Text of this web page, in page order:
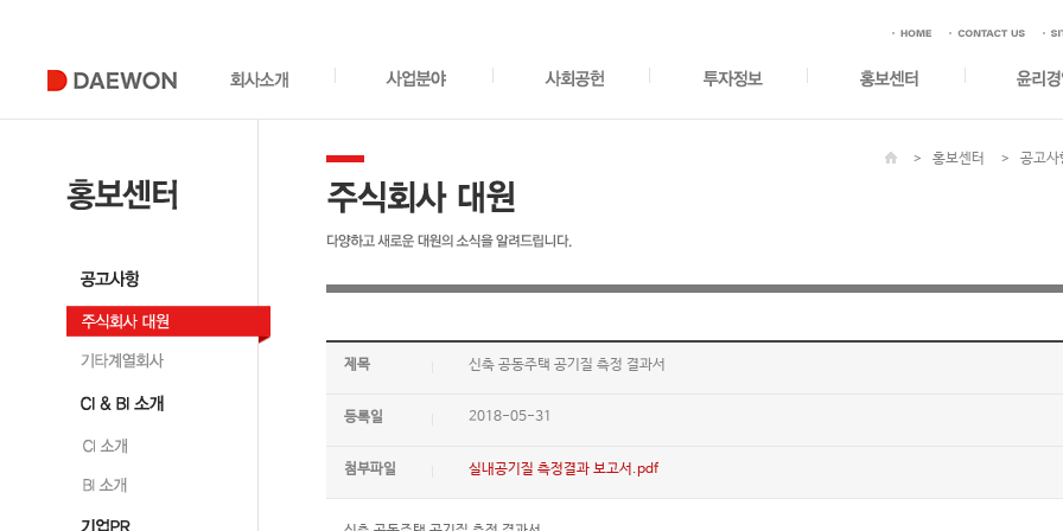
홍보센터 공고사
제목 신축 공동주택 공기질 측정 결과서
등록일 2018-05-31
첨부파일 실내공기질 측정결과 보고서.pdf